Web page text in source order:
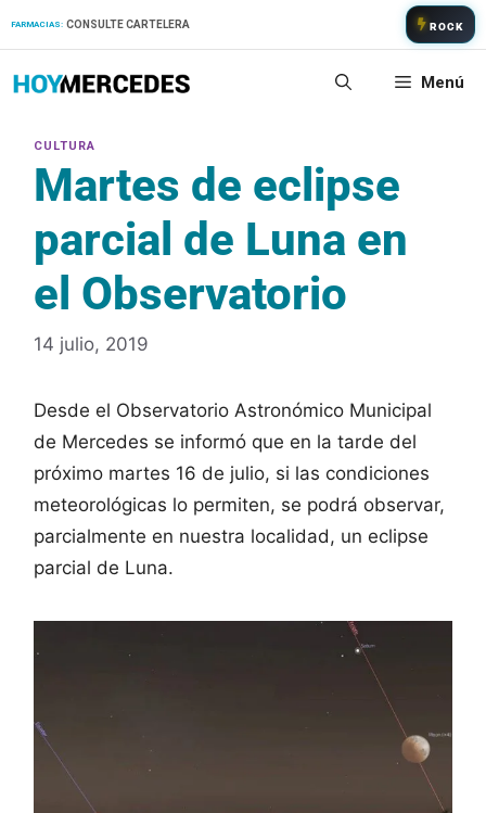
FARMACIAS: CONSULTE CARTELERA ROCK
Menú
Martes de eclipse
parcial de Luna en
el Observatorio
14 julio, 2019
Desde el Observatorio Astronómico Municipal
de Mercedes se informó que en la tarde del
próximo martes 16 de julio, si las condiciones
meteorológicas lo permiten, se podrá observar,
parcialmente en nuestra localidad, un eclipse
parcial de Luna.